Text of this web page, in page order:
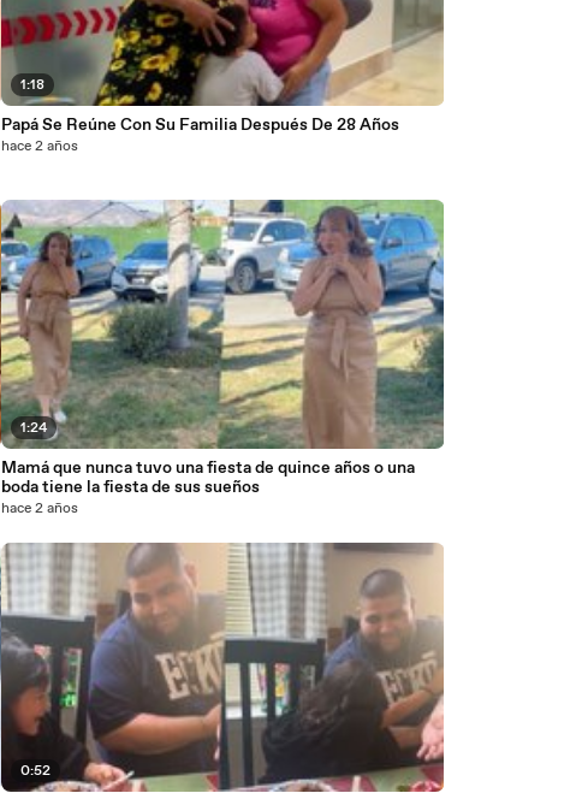
1:18
Papá Se Reúne Con Su Familia Después De 28 Años
hace 2 años
1:24
Mamá que nunca tuvo una fiesta de quince años o una
boda tiene la fiesta de sus sueños
hace 2 años
0:52